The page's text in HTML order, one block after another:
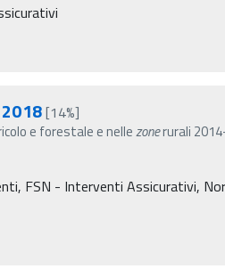
[14%]
e forestale e nellezonerurali
FSN - Interventi Assicurativi,